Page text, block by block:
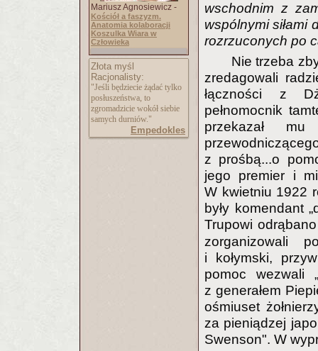
Mariusz Agnosiewicz -
Kościół a faszyzm.
Anatomia kolaboracji
Koszulka Wiara w
Człowieka
Złota myśl
Racjonalisty:
"Jeśli będziecie żądać tylko
posłuszeństwa, to
zgromadzicie wokół siebie
samych durniów."
Empedokles
wschodnim z
wspólnymi siłami
rozrzuconych po
Nie trzeba
zredagowali
łączności z
pełnomocnik
przekazał
z prośbą...o
jego premier i
W kwietniu 1922
były komendant
Trupowi
zorganizowali
i kołymski,
pomoc wezwali
z generałem
ośmiuset
za pieniądzej
Swenson". W